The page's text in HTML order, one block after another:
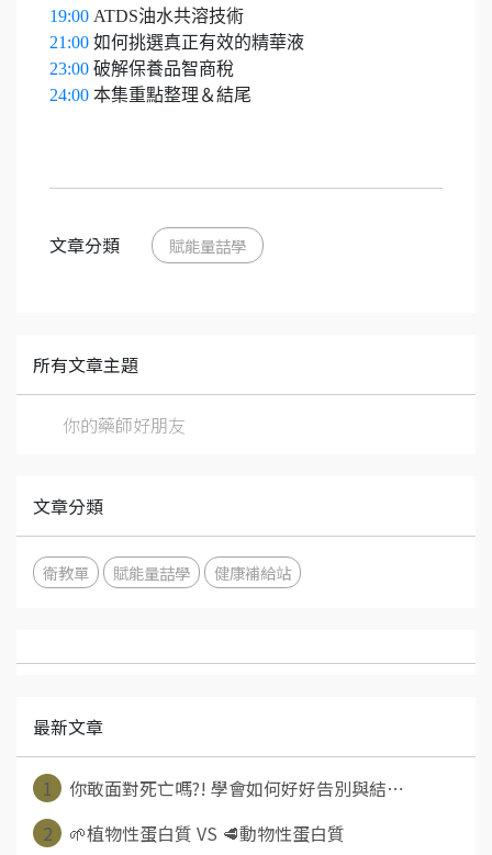
19:00 ATDS油水共溶技術
21:00 如何挑選真正有效的精華液
23:00 破解保養品智商稅
24:00 本集重點整理＆結尾
文章分類 賦能量喆學
所有文章主題
你的藥師好朋友
文章分類
衛教單 賦能量喆學 健康補給站
最新文章
1
你敢面對死亡嗎?! 學會如何好好告別與結⋯
2
🌱植物性蛋白質 VS 🥩動物性蛋白質